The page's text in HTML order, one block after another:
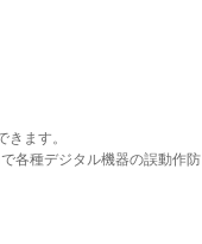
ます。
各種デジタル機器の誤動作防